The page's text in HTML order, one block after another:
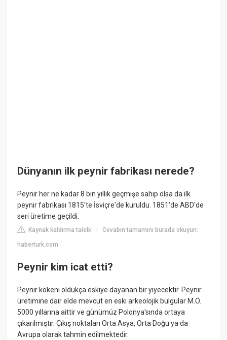
Dünyanın ilk peynir fabrikası nerede?
Peynir her ne kadar 8 bin yıllık geçmişe sahip olsa da ilk
peynir fabrikası 1815'te İsviçre'de kuruldu. 1851'de ABD'de
seri üretime geçildi.
Kaynak kaldırma talebi |Cevabın tamamını burada okuyun:
haberturk.com
Peynir kim icat etti?
Peynir kökeni oldukça eskiye dayanan bir yiyecektir. Peynir
üretimine dair elde mevcut en eski arkeolojik bulgular M.Ö.
5000 yıllarına aittir ve günümüz Polonya'sında ortaya
çıkarılmıştır. Çıkış noktaları Orta Asya, Orta Doğu ya da
Avrupa olarak tahmin edilmektedir.